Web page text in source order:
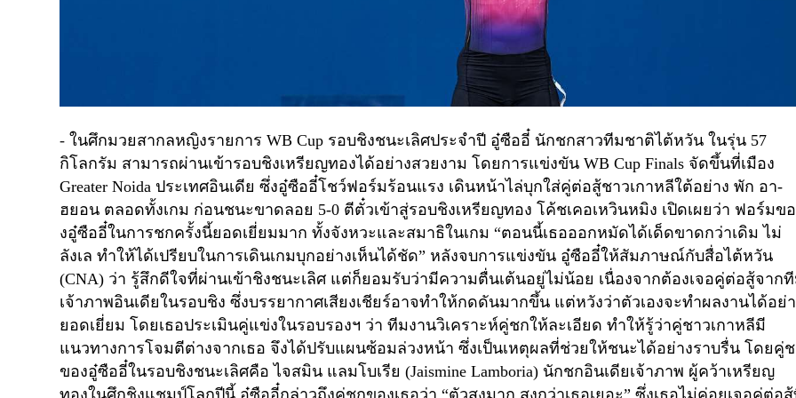
-ในศึกมวยสากลหญิงรายการWB Cup รอบชิงชนะเลิศประจำปี อู๋ซืออี๋ นักชกสาวทีมชาติไต้หวัน ในรุ่น 57
กิโลกรัม สามารถผ่านเข้ารอบชิงเหรียญทองได้อย่างสวยงาม โดยการแข่งขันWB Cup Finals จัดขึ้นที่เมือง
Greater Noida ประเทศอินเดีย ซึ่งอู๋ซืออี๋โชว์ฟอร์มร้อนแรง เดินหน้าไล่บุกใส่คู่ต่อสู้ชาวเกาหลีใต้อย่าง พัก อา-
ฮยอน ตลอดทั้งเกม ก่อนชนะขาดลอย 5-0 ตีตั๋วเข้าสู่รอบชิงเหรียญทอง โค้ชเคอเหวินหมิง เปิดเผยว่า ฟอร์มขอ
งอู๋ซืออี๋ในการชกครั้งนี้ยอดเยี่ยมมาก ทั้งจังหวะและสมาธิในเกม“ตอนนี้เธอออกหมัดได้เด็ดขาดกว่าเดิม ไม่
ลังเล ทำให้ได้เปรียบในการเดินเกมบุกอย่างเห็นได้ชัด” หลังจบการแข่งขัน อู๋ซืออี๋ให้สัมภาษณ์กับสื่อไต้หวัน
(CNA) ว่า รู้สึกดีใจที่ผ่านเข้าชิงชนะเลิศ แต่ก็ยอมรับว่ามีความตื่นเต้นอยู่ไม่น้อย เนื่องจากต้องเจอคู่ต่อสู้จาก
เจ้าภาพอินเดียในรอบชิง ซึ่งบรรยากาศเสียงเชียร์อาจทำให้กดดันมากขึ้น แต่หวังว่าตัวเองจะทำผลงานได้อย่
ยอดเยี่ยม โดยเธอประเมินคู่แข่งในรอบรองฯ ว่า ทีมงานวิเคราะห์คู่ชกให้ละเอียด ทำให้รู้ว่าคู่ชาวเกาหลีมี
แนวทางการโจมตีต่างจากเธอ จึงได้ปรับแผนซ้อมล่วงหน้า ซึ่งเป็นเหตุผลที่ช่วยให้ชนะได้อย่างราบรื่น โดยคู่
ของอู๋ซืออี๋ในรอบชิงชนะเลิศคือ ไจสมิน แลมโบเรีย (Jaismine Lamboria) นักชกอินเดียเจ้าภาพ ผู้คว้าเหรียญ